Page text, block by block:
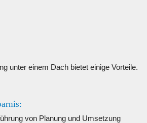
unter einem Dach bietet einige Vorteile.
von Planung und Umsetzung